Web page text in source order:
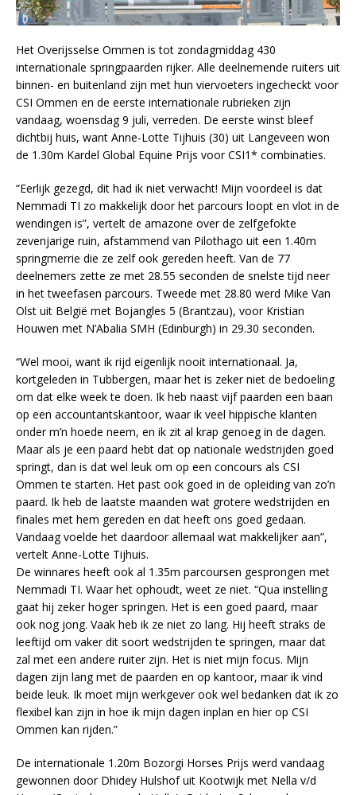
Het Overijsselse Ommen is tot zondagmiddag 430
internationale springpaarden rijker. Alle deelnemende ruiters uit
binnen- en buitenland zijn met hun viervoeters ingecheckt voor
CSI Ommen en de eerste internationale rubrieken zijn
vandaag, woensdag 9 juli, verreden. De eerste winst bleef
dichtbij huis, want Anne-Lotte Tijhuis (30) uit Langeveen won
de 1.30m Kardel Global Equine Prijs voor CSI1* combinaties.
“Eerlijk gezegd, dit had ik niet verwacht! Mijn voordeel is dat
Nemmadi TI zo makkelijk door het parcours loopt en vlot in de
wendingen is”, vertelt de amazone over de zelfgefokte
zevenjarige ruin, afstammend van Pilothago uit een 1.40m
springmerrie die ze zelf ook gereden heeft. Van de 77
deelnemers zette ze met 28.55 seconden de snelste tijd neer
in het tweefasen parcours. Tweede met 28.80 werd Mike Van
Olst uit België met Bojangles 5 (Brantzau), voor Kristian
Houwen met N’Abalia SMH (Edinburgh) in 29.30 seconden.
“Wel mooi, want ik rijd eigenlijk nooit internationaal. Ja,
kortgeleden in Tubbergen, maar het is zeker niet de bedoeling
om dat elke week te doen. Ik heb naast vijf paarden een baan
op een accountantskantoor, waar ik veel hippische klanten
onder m’n hoede neem, en ik zit al krap genoeg in de dagen.
Maar als je een paard hebt dat op nationale wedstrijden goed
springt, dan is dat wel leuk om op een concours als CSI
Ommen te starten. Het past ook goed in de opleiding van zo’n
paard. Ik heb de laatste maanden wat grotere wedstrijden en
finales met hem gereden en dat heeft ons goed gedaan.
Vandaag voelde het daardoor allemaal wat makkelijker aan”,
vertelt Anne-Lotte Tijhuis.
De winnares heeft ook al 1.35m parcoursen gesprongen met
Nemmadi TI. Waar het ophoudt, weet ze niet. “Qua instelling
gaat hij zeker hoger springen. Het is een goed paard, maar
ook nog jong. Vaak heb ik ze niet zo lang. Hij heeft straks de
leeftijd om vaker dit soort wedstrijden te springen, maar dat
zal met een andere ruiter zijn. Het is niet mijn focus. Mijn
dagen zijn lang met de paarden en op kantoor, maar ik vind
beide leuk. Ik moet mijn werkgever ook wel bedanken dat ik zo
flexibel kan zijn in hoe ik mijn dagen inplan en hier op CSI
Ommen kan rijden.”
De internationale 1.20m Bozorgi Horses Prijs werd vandaag
gewonnen door Dhidey Hulshof uit Kootwijk met Nella v/d